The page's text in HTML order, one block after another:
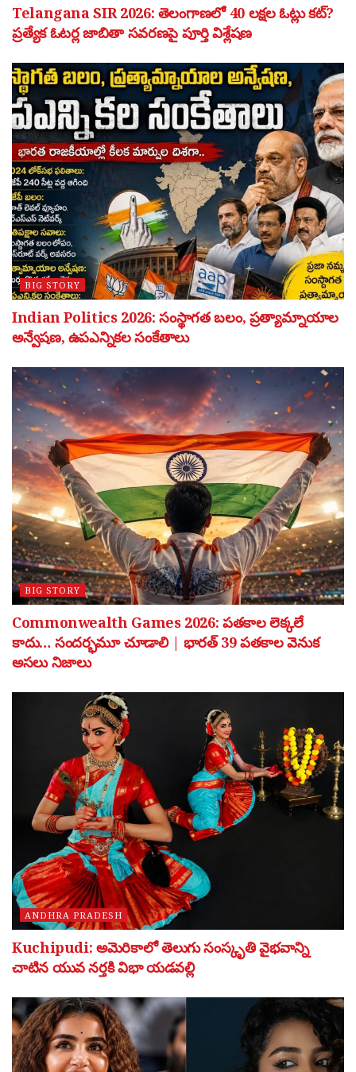
Telangana SIR 2026: తెలంగాణలో 40 లక్షల ఓట్లు కట్?
ప్రత్యేక ఓటర్ల జాబితా సవరణపై పూర్తి విశ్లేషణ
BIG STORY
Indian Politics 2026: సంస్థాగత బలం, ప్రత్యామ్నాయాల
అన్వేషణ, ఉపఎన్నికల సంకేతాలు
BIG STORY
Commonwealth Games 2026: పతకాల లెక్కలే
కాదు… సందర్భమూ చూడాలి | భారత్ 39 పతకాల వెనుక
అసలు నిజాలు
ANDHRA PRADESH
Kuchipudi: అమెరికాలో తెలుగు సంస్కృతి వైభవాన్ని
చాటిన యువ నర్తకి విభా యడవల్లి